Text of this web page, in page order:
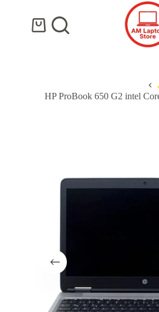
عربة
HP ProBook 650 G2 intel